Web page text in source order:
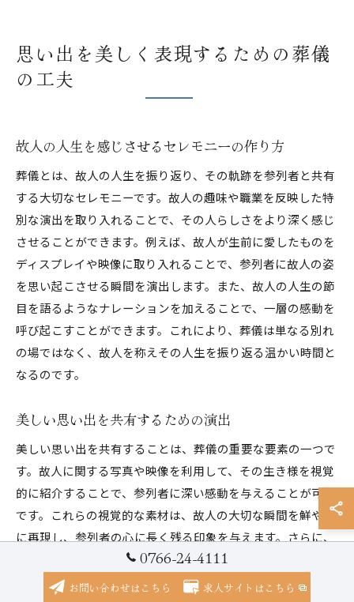
思い出を美しく表現するための葬儀
の工夫
故人の人生を感じさせるセレモニーの作り方
葬儀とは、故人の人生を振り返り、その軌跡を参列者と共有
する大切なセレモニーです。故人の趣味や職業を反映した特
別な演出を取り入れることで、その人らしさをより深く感じ
させることができます。例えば、故人が生前に愛したものを
ディスプレイや映像に取り入れることで、参列者に故人の姿
を思い起こさせる瞬間を演出します。また、故人の人生の節
目を語るようなナレーションを加えることで、一層の感動を
呼び起こすことができます。これにより、葬儀は単なる別れ
の場ではなく、故人を称えその人生を振り返る温かい時間と
なるのです。
美しい思い出を共有するための演出
美しい思い出を共有することは、葬儀の重要な要素の一つで
す。故人に関する写真や映像を利用して、その生き様を視覚
的に紹介することで、参列者に深い感動を与えることが可能
です。これらの視覚的な素材は、故人の大切な瞬間を鮮やか
に再現し、参列者の心に長く残る印象を与えます。さらに、
故人の好きだった音楽を背景に流すことで、より一層の感情
を喚起します。これにより、参列者は故人との思い出を共有
0766-24-4111
お問い合わせはこちら 求人サイトはこちら